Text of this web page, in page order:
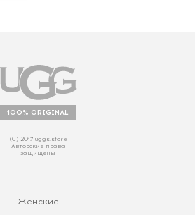
100% ORIGINAL
(С) 2017 uggs.store
Авторские права
защищены
Женские